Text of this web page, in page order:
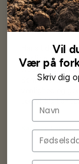
Har altid kun
Har lige i går
wauw en god
Som skrevet før
venlighed og
Jeg vil klart
Karsten Larsen
Vil
Vær på
Skriv dig
Navn
Fødselsdag